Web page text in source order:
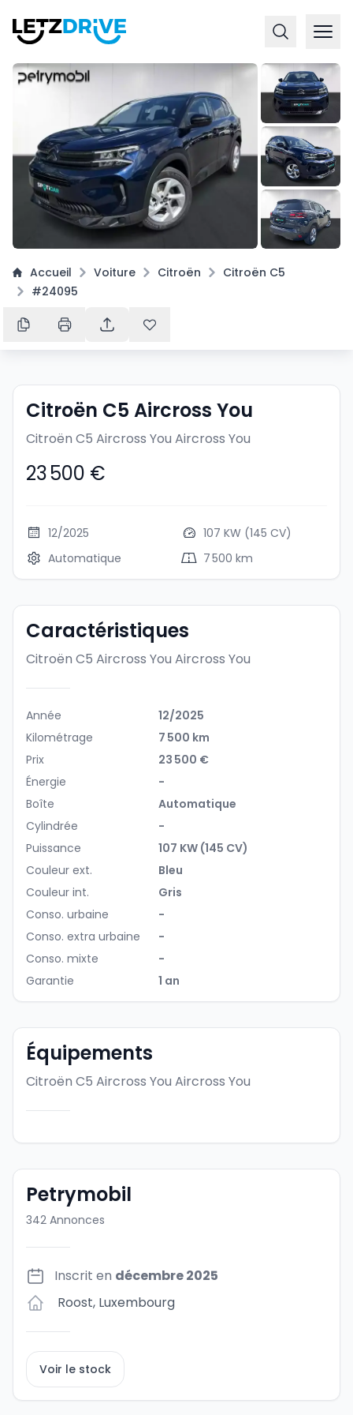
+16
Accueil Voiture Citroën
Citroën C5
#24095
Citroën C5 Aircross You
Citroën C5 Aircross You Aircross You
23 500 €
12/2025
107 KW (145 CV)
Automatique
7 500 km
Caractéristiques
Citroën C5 Aircross You Aircross You
Année
12/2025
Kilométrage
7 500 km
Prix
23 500 €
Énergie
-
Boîte
Automatique
Cylindrée
-
Puissance
107 KW (145 CV)
Couleur ext.
Bleu
Couleur int.
Gris
Conso. urbaine
-
Conso. extra urbaine
-
Conso. mixte
-
Garantie
1 an
Équipements
Citroën C5 Aircross You Aircross You
Petrymobil
342 Annonces
Inscrit en décembre 2025
Roost, Luxembourg
Voir le stock